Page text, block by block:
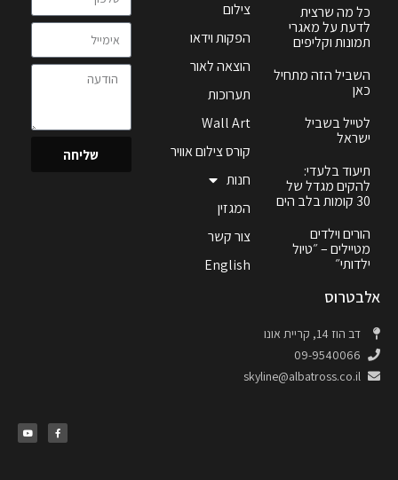
כל מה שרצית
לדעת על מאגרי
תמונות וקליפים
השביל הזה מתחיל
כאן
לטייל בשביל
ישראל
תיעוד בלעדי:
להקים מגדל של
30 קומות בלב הים
הורים וילדים
מטיילים – ״טיול
ילדותי״
צילום
הפקות וידאו
הוצאה לאור
תערוכות
Wall Art
קורס צילום אוויר
חנות
המגזין
צור קשר
English
שליחה
אלבטרוס
דב הוז 14, קריית אונו
09-9540066
skyline@albatross.co.il